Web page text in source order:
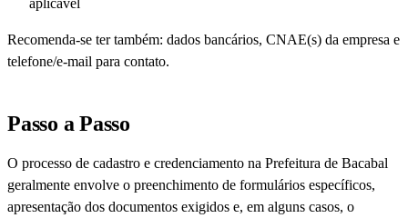
aplicável
Recomenda-se ter também: dados bancários, CNAE(s) da empresa e
telefone/e-mail para contato.
Passo a Passo
O processo de cadastro e credenciamento na Prefeitura de Bacabal
geralmente envolve o preenchimento de formulários específicos,
apresentação dos documentos exigidos e, em alguns casos, o